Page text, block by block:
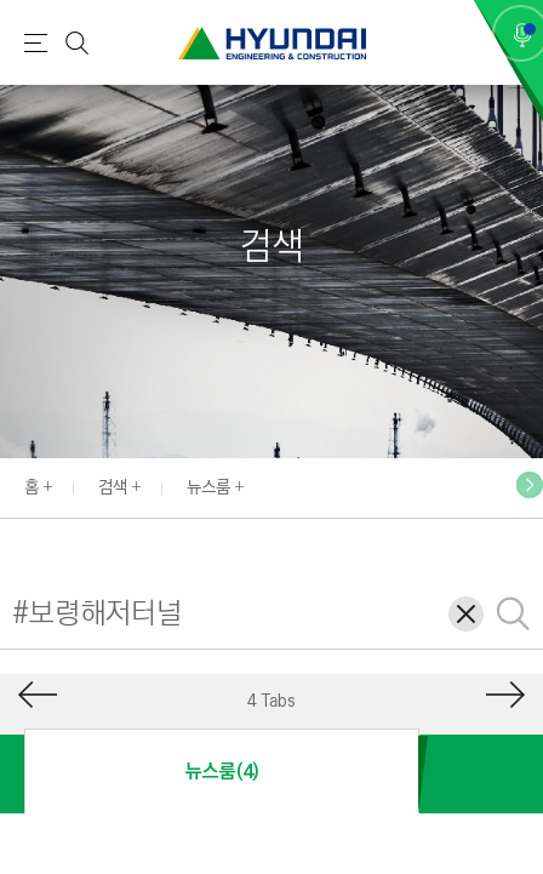
현
건
설
(
H
Y
U
N
E
N
N
E
I
N
메
뉴
검
색
검색
홈 검색 뉴스룸
삭
제
검
색
4 Tabs
뉴스룸(4)